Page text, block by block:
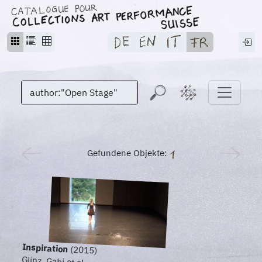
Gefundene Objekte:
Inspiration(2015)